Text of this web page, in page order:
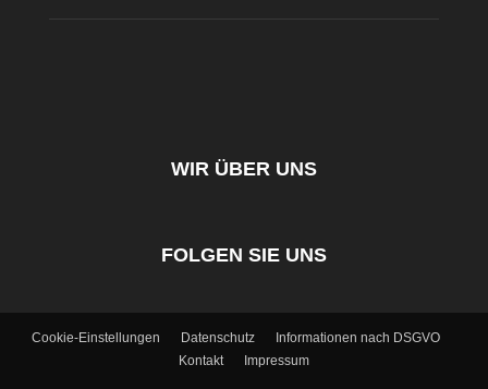
WIR ÜBER UNS
FOLGEN SIE UNS
Cookie-Einstellungen Datenschutz
Informationen nach DSGVO
Kontakt
Impressum